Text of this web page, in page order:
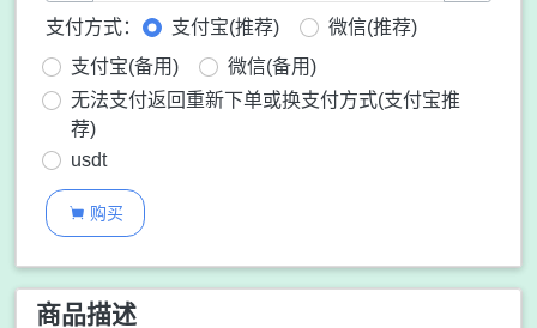
支付方式： 支付宝(推荐)
微信(推荐)
支付宝(备用)
微信(备用)
无法支付返回重新下单或换支付方式(支付宝推
荐)
usdt
 购买
商品描述